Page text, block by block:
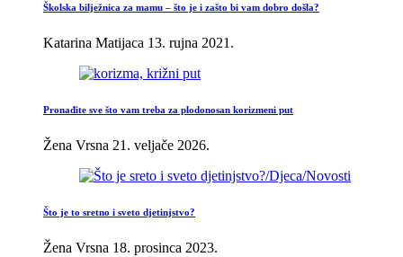
Školska bilježnica za mamu – što je i zašto bi vam dobro došla?
Katarina Matijaca 13. rujna 2021.
Pronađite sve što vam treba za plodonosan korizmeni put
Žena Vrsna 21. veljače 2026.
Što je to sretno i sveto djetinjstvo?
Žena Vrsna 18. prosinca 2023.